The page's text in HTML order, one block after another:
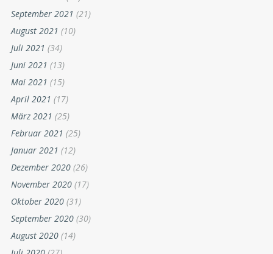
September 2021 (21)
August 2021 (10)
Juli 2021 (34)
Juni 2021 (13)
Mai 2021 (15)
April 2021 (17)
März 2021 (25)
Februar 2021 (25)
Januar 2021 (12)
Dezember 2020 (26)
November 2020 (17)
Oktober 2020 (31)
September 2020 (30)
August 2020 (14)